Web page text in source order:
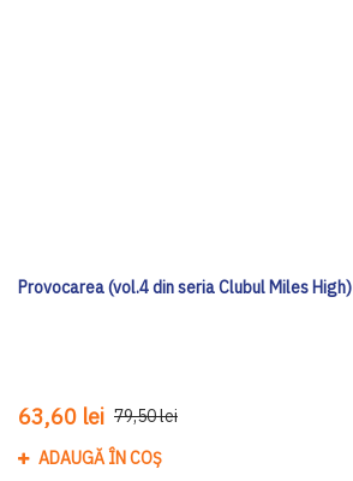
Provocarea (vol.4 din seria Clubul Miles High)
63,60 lei 79,50 lei
ADAUGĂ ÎN COȘ